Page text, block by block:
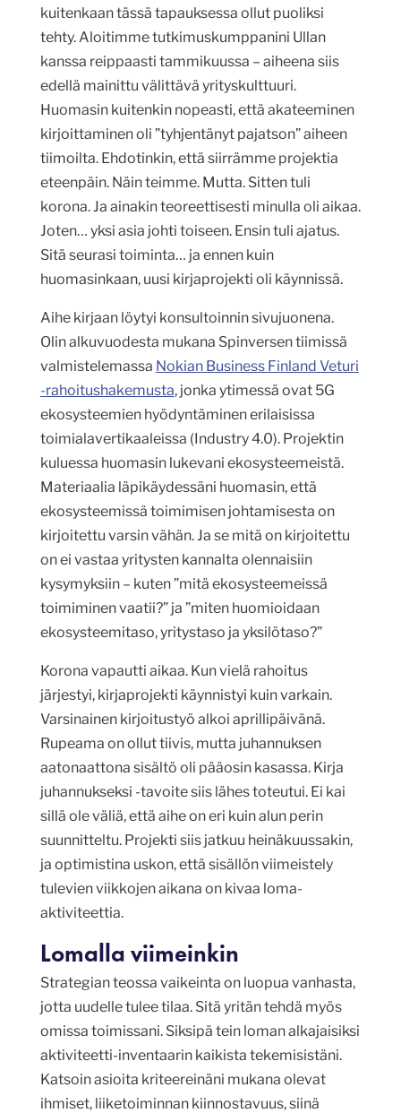
kuitenkaan tässä tapauksessa ollut puoliksi
tehty. Aloitimme tutkimuskumppanini Ullan
kanssa reippaasti tammikuussa – aiheena siis
edellä mainittu välittävä yrityskulttuuri.
Huomasin kuitenkin nopeasti, että akateeminen
kirjoittaminen oli ”tyhjentänyt pajatson” aiheen
tiimoilta. Ehdotinkin, että siirrämme projektia
eteenpäin. Näin teimme. Mutta. Sitten tuli
korona. Ja ainakin teoreettisesti minulla oli aikaa.
Joten… yksi asia johti toiseen. Ensin tuli ajatus.
Sitä seurasi toiminta… ja ennen kuin
huomasinkaan, uusi kirjaprojekti oli käynnissä.
Aihe kirjaan löytyi konsultoinnin sivujuonena.
Olin alkuvuodesta mukana Spinversen tiimissä
valmistelemassa Nokian Business Finland Veturi
-rahoitushakemusta, jonka ytimessä ovat 5G
ekosysteemien hyödyntäminen erilaisissa
toimialavertikaaleissa (Industry 4.0). Projektin
kuluessa huomasin lukevani ekosysteemeistä.
Materiaalia läpikäydessäni huomasin, että
ekosysteemissä toimimisen johtamisesta on
kirjoitettu varsin vähän. Ja se mitä on kirjoitettu
on ei vastaa yritysten kannalta olennaisiin
kysymyksiin – kuten ”mitä ekosysteemeissä
toimiminen vaatii?” ja ”miten huomioidaan
ekosysteemitaso, yritystaso ja yksilötaso?”
Korona vapautti aikaa. Kun vielä rahoitus
järjestyi, kirjaprojekti käynnistyi kuin varkain.
Varsinainen kirjoitustyö alkoi aprillipäivänä.
Rupeama on ollut tiivis, mutta juhannuksen
aatonaattona sisältö oli pääosin kasassa. Kirja
juhannukseksi -tavoite siis lähes toteutui. Ei kai
sillä ole väliä, että aihe on eri kuin alun perin
suunnitteltu. Projekti siis jatkuu heinäkuussakin,
ja optimistina uskon, että sisällön viimeistely
tulevien viikkojen aikana on kivaa loma-
aktiviteettia.
Lomalla viimeinkin
Strategian teossa vaikeinta on luopua vanhasta,
jotta uudelle tulee tilaa. Sitä yritän tehdä myös
omissa toimissani. Siksipä tein loman alkajaisiksi
aktiviteetti-inventaarin kaikista tekemisistäni.
Katsoin asioita kriteereinäni mukana olevat
ihmiset, liiketoiminnan kiinnostavuus, siinä